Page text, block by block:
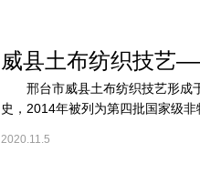
威县土布纺织技艺
邢台市威县土布纺织技艺形成
史，2014年被列为第四批国家级非
2020.11.5